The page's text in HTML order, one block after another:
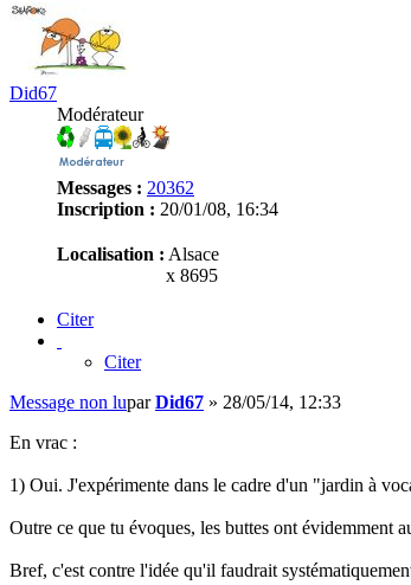
Did67
Modérateur
Messages : 20362
Inscription : 20/01/08, 16:34
Localisation : Alsace
x 8695
Citer
Citer
Message non luparDid67 » 28/05/14, 12:33
En vrac :
1) Oui. J'expérimente dans le cadre d'un "jardin à
Outre ce que tu évoques, les buttes ont évidemment
Bref, c'est contre l'idée qu'il faudrait